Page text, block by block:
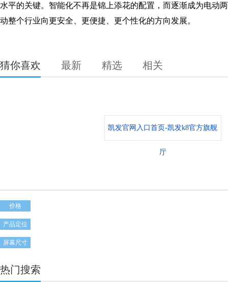
水平的关键。智能化不再是锦上添花的配置，而逐渐成为电动
动整个行业向更安全、更便捷、更个性化的方向发展。
猜你喜欢 最新 精选 相关
凯发官网入口首页-凯发k8官方旗舰
厅
价格
产品定位
屏幕尺寸
热门搜索